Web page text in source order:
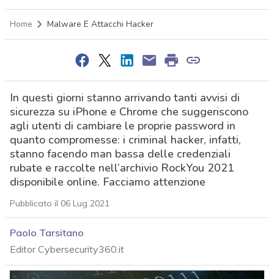
Home Malware E Attacchi Hacker
In questi giorni stanno arrivando tanti avvisi di
sicurezza su iPhone e Chrome che suggeriscono
agli utenti di cambiare le proprie password in
quanto compromesse: i criminal hacker, infatti,
stanno facendo man bassa delle credenziali
rubate e raccolte nell’archivio RockYou 2021
disponibile online. Facciamo attenzione
Pubblicato il 06 Lug 2021
Paolo Tarsitano
Editor Cybersecurity360.it